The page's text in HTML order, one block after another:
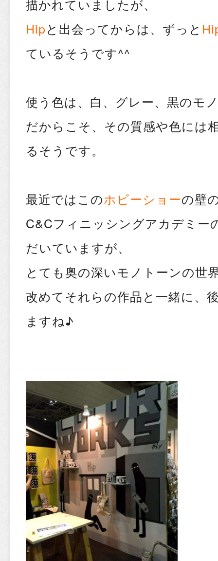
描かれていましたが、
Hipと出会ってからは、ずっと
ているそうです^^
使う色は、白、グレー、黒のモ
だからこそ、その質感や色には
るそうです。
最近ではこのホビーショーの壁
C&Cフィニッシングアカデミー
だいていますが、
とても奥の深いモノトーンの世
改めてそれらの作品と一緒に、
ますね♪